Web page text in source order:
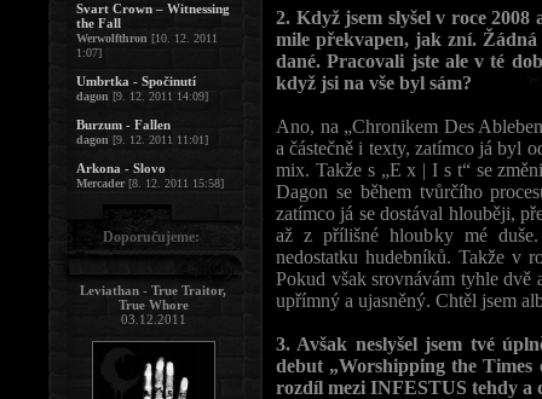
2. Když jsem slyšel v roce
mile překvapen, jak zní. Žádná
dané. Pracovali jste ale v té
když jsi na vše byl sám?
Ano, na „Chronikem Des
a částečně i texty, zatímco já byl
mix. Takže s „E x | I s t“ se
Dagon se během tvůrčího
zatímco já se dostával hlouběji,
až z přílišné hloubky mé
nedostatku hudebníků. Takže v
Pokud však srovnávám tyhle
upřímný a ujasněný. Chtěl jsem
3. Avšak neslyšel jsem tvé
debut „Worshipping the
rozdíl mezi INFESTUS tehdy a
Svart Crown – Witnessing
the Fall
Werwolfthron [10. 12. 2011
1:07]
Umbrtka - Spočinutí
dagon [9. 12. 2011 14:09]
Burzum - Fallen
dagon [9. 12. 2011 11:01]
Arkona - Slovo
Mercader[8. 12. 2011 15:58]
Doporučujeme:
Leviathan - True Traitor,
True Whore
03.12.2011